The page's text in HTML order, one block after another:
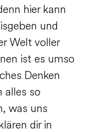
hier kann
und
Welt voller
ist es umso
Denken
alles so
was uns
dir in